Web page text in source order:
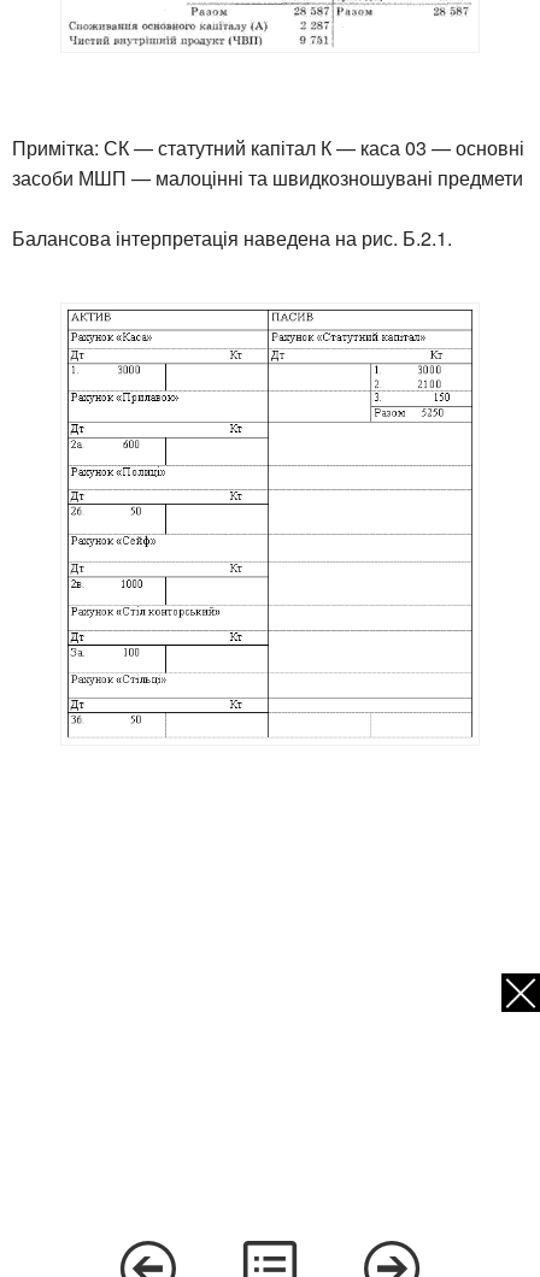
Примітка: СК — статутний капітал К — каса 03 — основні
засоби МШП — малоцінні та швидкозношувані предмети
Балансова інтерпретація наведена на рис. Б.2.1.